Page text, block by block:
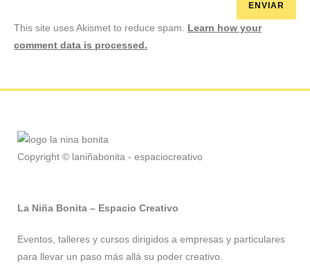
This site uses Akismet to reduce spam. Learn how your
comment data is processed.
Copyright © laniñabonita - espaciocreativo
La Niña Bonita – Espacio Creativo
Eventos, talleres y cursos dirigidos a empresas y particulares
para llevar un paso más allá su poder creativo.